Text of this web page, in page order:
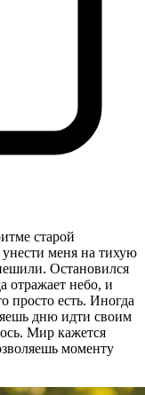
старой
меня на тихую
Остановился
отражает небо, и
просто есть. Иногда
дню идти своим
Мир кажется
моменту